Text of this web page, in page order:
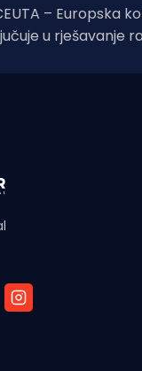
– Europska
u rješavanje